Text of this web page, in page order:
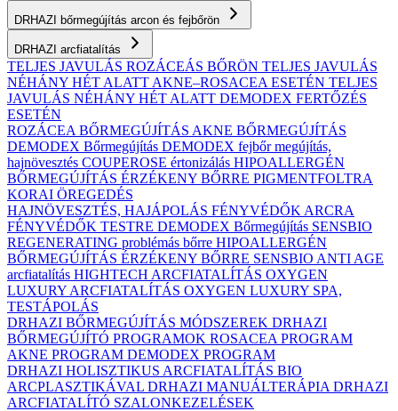
DRHAZI bőrmegújítás arcon és fejbőrön
DRHAZI arcfiatalítás
TELJES JAVULÁS ROZÁCEÁS BŐRÖN TELJES JAVULÁS
NÉHÁNY HÉT ALATT AKNE–ROSACEA ESETÉN TELJES
JAVULÁS NÉHÁNY HÉT ALATT DEMODEX FERTŐZÉS
ESETÉN
ROZÁCEA BŐRMEGÚJÍTÁS AKNE BŐRMEGÚJÍTÁS
DEMODEX Bőrmegújítás DEMODEX fejbőr megújítás,
hajnövesztés COUPEROSE értonizálás HIPOALLERGÉN
BŐRMEGÚJÍTÁS ÉRZÉKENY BŐRRE PIGMENTFOLTRA
KORAI ÖREGEDÉS
HAJNÖVESZTÉS, HAJÁPOLÁS FÉNYVÉDŐK ARCRA
FÉNYVÉDŐK TESTRE DEMODEX Bőrmegújítás SENSBIO
REGENERATING problémás bőrre HIPOALLERGÉN
BŐRMEGÚJÍTÁS ÉRZÉKENY BŐRRE SENSBIO ANTI AGE
arcfiatalítás HIGHTECH ARCFIATALÍTÁS OXYGEN
LUXURY ARCFIATALÍTÁS OXYGEN LUXURY SPA,
TESTÁPOLÁS
DRHAZI BŐRMEGÚJÍTÁS MÓDSZEREK DRHAZI
BŐRMEGÚJÍTÓ PROGRAMOK ROSACEA PROGRAM
AKNE PROGRAM DEMODEX PROGRAM
DRHAZI HOLISZTIKUS ARCFIATALÍTÁS BIO
ARCPLASZTIKÁVAL DRHAZI MANUÁLTERÁPIA DRHAZI
ARCFIATALÍTÓ SZALONKEZELÉSEK